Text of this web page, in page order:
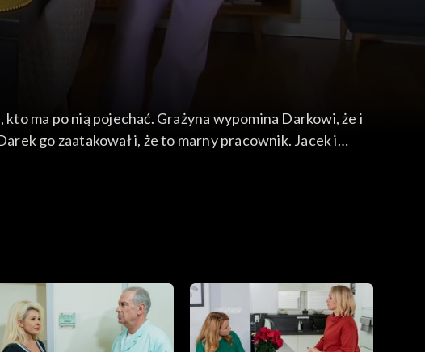
ma po nią pojechać. Grażyna wypomina Darkowi, że i
go zaatakował i, że to marny pracownik. Jacek i